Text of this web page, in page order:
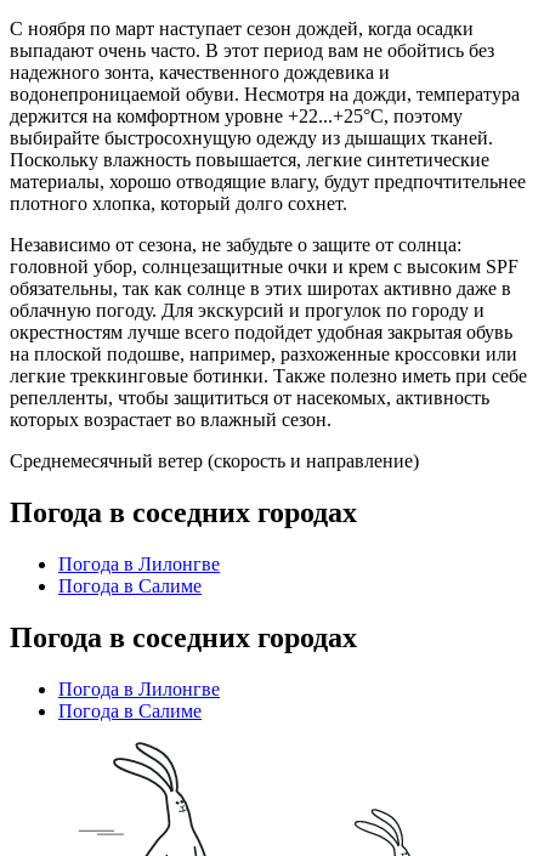
С ноября по март наступает сезон дождей, когда осадки
выпадают очень часто. В этот период вам не обойтись без
надежного зонта, качественного дождевика и
водонепроницаемой обуви. Несмотря на дожди, температура
держится на комфортном уровне +22...+25°C, поэтому
выбирайте быстросохнущую одежду из дышащих тканей.
Поскольку влажность повышается, легкие синтетические
материалы, хорошо отводящие влагу, будут предпочтительнее
плотного хлопка, который долго сохнет.
Независимо от сезона, не забудьте о защите от солнца:
головной убор, солнцезащитные очки и крем с высоким SPF
обязательны, так как солнце в этих широтах активно даже в
облачную погоду. Для экскурсий и прогулок по городу и
окрестностям лучше всего подойдет удобная закрытая обувь
на плоской подошве, например, разхоженные кроссовки или
легкие треккинговые ботинки. Также полезно иметь при себе
репелленты, чтобы защититься от насекомых, активность
которых возрастает во влажный сезон.
Среднемесячный ветер (скорость и направление)
Погода в соседних городах
Погода в Лилонгве
Погода в Салиме
Погода в соседних городах
Погода в Лилонгве
Погода в Салиме